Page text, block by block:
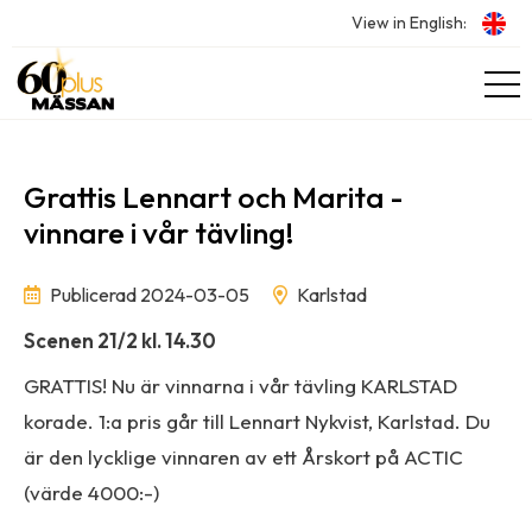
View in English:
Grattis Lennart och Marita -
vinnare i vår tävling!
Publicerad 2024-03-05 Karlstad
Scenen 21/2 kl. 14.30
GRATTIS! Nu är vinnarna i vår tävling KARLSTAD
korade. 1:a pris går till Lennart Nykvist, Karlstad. Du
är den lycklige vinnaren av ett Årskort på ACTIC
(värde 4000:-)